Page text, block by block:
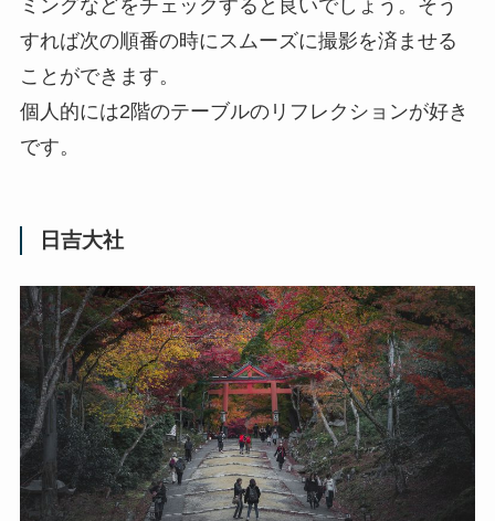
ミングなどをチェックすると良いでしょう。そう
すれば次の順番の時にスムーズに撮影を済ませる
ことができます。
個人的には2階のテーブルのリフレクションが好き
です。
日吉大社